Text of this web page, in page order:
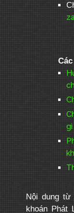
gì
Nội dung
khoán Phát